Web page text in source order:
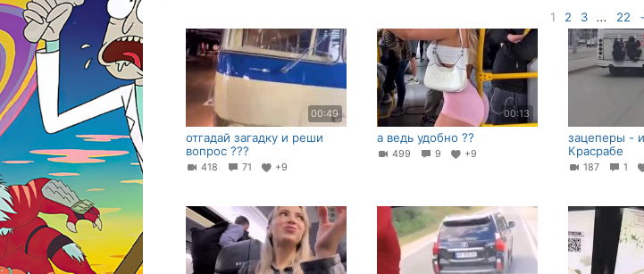
1 2 3 ... 22
00:49
отгадай загадку и реши
вопрос ???
418 71 +9
00:13
а ведь удобно ??
499 9 +9
зацеперы -
Красрабе
187 1